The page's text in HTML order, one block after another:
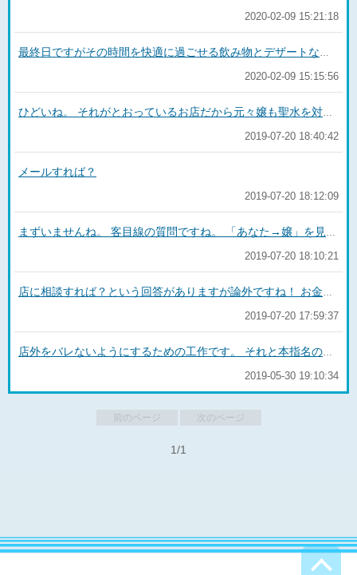
2020-02-09 15:21:18
最終日ですがその時間を快適に過ごせる飲み物とデザートなどがあれば充分だと思います。 卒業祝いということで高くても3,000円程度のボディクリームなどを渡してあげてはどうでしょうか？ お祝いを渡してあげる理由は、お祝いと言うこともありますがメッセージカードを入れるために渡してください。 なぜなら、風俗に出戻ってくる人もわりと多いですから、そのメッセージカードにもし出戻ってくることがあれば。。とフリーアドレスなどを記入しておきましょう！
2020-02-09 15:15:56
ひどいね。 それがとおっているお店だから元々嬢も聖水を対応する気はなかったと思いますよ。 私のお店だと、返金されるのはもちろん割引券も渡してもらえますよ。 それにたとえば、100分コースで60分で終わったとしたら、40分ぶんの差額も返金されますよ。 嬢としても60分のお給料になるので100分一緒にいてもらうように頑張りますけど。 でもそういうお店で女の子も働いてしまうとちょっと常識のあるお店に行くと厳しいとかですぐに辞めていきますね。 激安店はそういう女の子が多いと思います。 もし、激安店でそういうことにあったのならそういうものだと思いますけど、でもまあ、聖水は専門のジャンルに行った方がいいですよ。 ヘルスだとほとんどの子がイヤがりますから。
2019-07-20 18:40:42
メールすれば？
2019-07-20 18:12:09
まずいませんね。 客目線の質問ですね。 「あなた→嬢」を見ていますが 「嬢→大勢の客のほんのひとり」 万が一、さっきのお客さん、物足りなかったかな？って思ったとしても、 次の接客以降、それを思い出すことは一切ないですね。 もし、本指名で次に来てくれたときに嬢がこの間のプレイのことあれからずっと気にしてたんですけどって言われたとしたら、そうなんだ！って喜んでくださいね。 そういう風に言うのが風俗の接客というものですから。
2019-07-20 18:10:21
店に相談すれば？という回答がありますが論外ですね！ お金をかけて広告を出して集客した客を自分のものにしてるわけですから店の売上泥棒です。 店外のトラブルにも店が仲裁してくれるなんてのは幻想です。 無事に解決したところで怖くなったので辞めますといって辞められる確率大の子に時間と手間をかけることはないですね。 話を戻しまして、 結婚をされているんですから連絡先削除+退店ですね。 風俗勤務は墓場まで持って行け！が基本です。 ご家族に、風俗勤務バレ+不倫バレはあなたの人生に無しでしょ？ 客の店外の目的は、タダマンオンリー！ 風俗で働く貴女の目的はエッチなことをしたいわけではないでしょ？お金ですよね？ もっとお金をたくさん払うという人もいますが、最初だけです。 払わなくていいようにしたいから店外にするわけですから。
2019-07-20 17:59:37
店外をバレないようにするための工作です。 それと本指名の数やパーセントで1本あたりの給料が変わる場合、フリーの1本でも高い給料が維持されるので本指名の数を気にしているのもあるかもしれません。
2019-05-30 19:10:34
前のページ 次のページ
1/1